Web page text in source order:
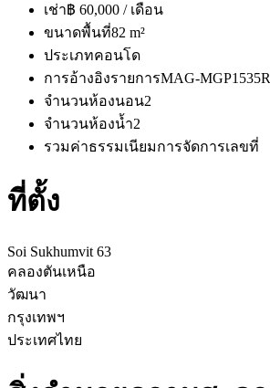
เช่า฿ 60,000 / เดือน
ขนาดพื้นที่82 m²
ประเภทคอนโด
การอ้างอิงรายการMAG-MGP1535R
จำนวนห้องนอน2
จำนวนห้องน้ำ2
รวมค่าธรรมเนียมการจัดการเลขที่
ที่ตั้ง
Soi Sukhumvit 63
คลองตันเหนือ
วัฒนา
กรุงเทพฯ
ประเทศไทย